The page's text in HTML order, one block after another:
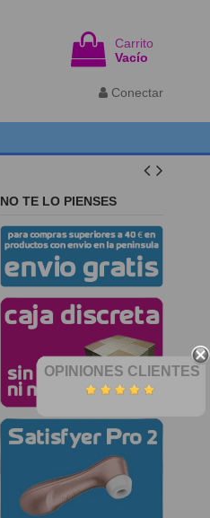
Carrito
Vacío
Conectar
NO TE LO PIENSES
OPINIONES CLIENTES